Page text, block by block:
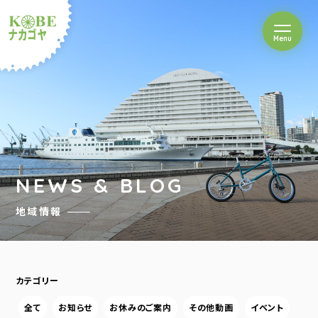
ルショップナカゴヤ
Menuを開閉
NEWS & BLOG
地域情報
カテゴリー
全て お知らせ お休みのご案内 その他動画 イベント